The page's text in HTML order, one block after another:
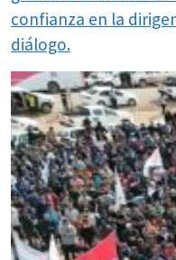
confianza en la
diálogo.